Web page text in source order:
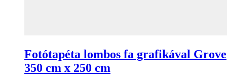
Fotótapéta lombos fa grafikával Grove
350 cm x 250 cm